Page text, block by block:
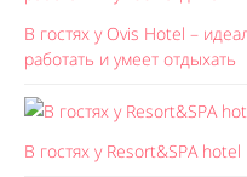
В гостях у Ovis Hotel –
работать и умеет отдыхать
В гостях у Resort&SPA